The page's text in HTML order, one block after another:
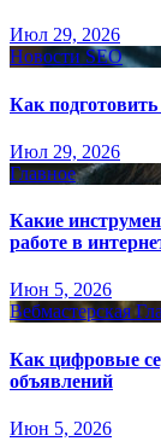
Июл 29, 2026
Новости SEO
Как
Июл 29, 2026
Главное
Какие
работе в
Июн 5, 2026
Вебмастерская
Как цифровые
объявлений
Июн 5, 2026